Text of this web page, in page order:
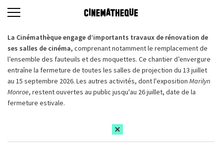
La Cinémathèque engage d’importants travaux de rénovation de
ses salles de cinéma, comprenant notamment le remplacement de
l’ensemble des fauteuils et des moquettes. Ce chantier d’envergure
entraîne la fermeture de toutes les salles de projection du 13 juillet
au 15 septembre 2026. Les autres activités, dont l'exposition Marilyn
Monroe, restent ouvertes au public jusqu'au 26 juillet, date de la
fermeture estivale.